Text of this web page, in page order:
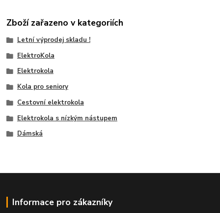
Zboží zařazeno v kategoriích
Letní výprodej skladu !
ElektroKola
Elektrokola
Kola pro seniory
Cestovní elektrokola
Elektrokola s nízkým nástupem
Dámská
Informace pro zákazníky